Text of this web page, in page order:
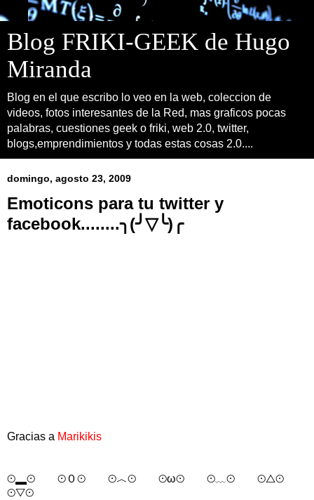
Blog FRIKI-GEEK de Hugo
Miranda
Blog en el que escribo lo veo en la web, coleccion de
videos, fotos interesantes de la Red, mas graficos pocas
palabras, cuestiones geek o friki, web 2.0, twitter,
blogs,emprendimientos y todas estas cosas 2.0....
domingo, agosto 23, 2009
Emoticons para tu twitter y
facebook........╮(╯▽╰)╭
Gracias a Marikikis
⊙▂⊙ ⊙０⊙ ⊙︿⊙ ⊙ω⊙ ⊙﹏⊙ ⊙△⊙
⊙▽⊙